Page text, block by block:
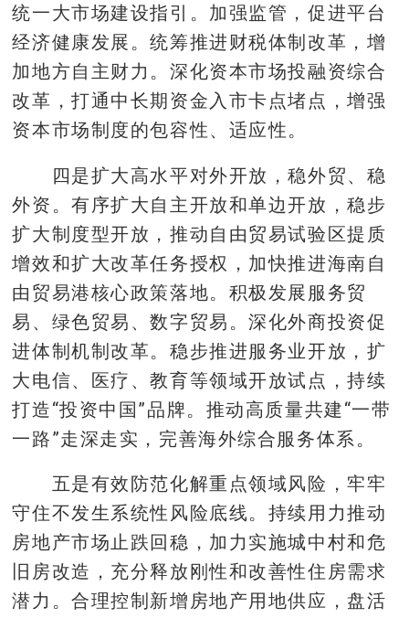
统一大市场建设指引。加强监管，促进平台
经济健康发展。统筹推进财税体制改革，增
加地方自主财力。深化资本市场投融资综合
改革，打通中长期资金入市卡点堵点，增强
资本市场制度的包容性、适应性。
四是扩大高水平对外开放，稳外贸、稳
外资。有序扩大自主开放和单边开放，稳步
扩大制度型开放，推动自由贸易试验区提质
增效和扩大改革任务授权，加快推进海南自
由贸易港核心政策落地。积极发展服务贸
易、绿色贸易、数字贸易。深化外商投资促
进体制机制改革。稳步推进服务业开放，扩
大电信、医疗、教育等领域开放试点，持续
打造“投资中国”品牌。推动高质量共建“一带
一路”走深走实，完善海外综合服务体系。
五是有效防范化解重点领域风险，牢牢
守住不发生系统性风险底线。持续用力推动
房地产市场止跌回稳，加力实施城中村和危
旧房改造，充分释放刚性和改善性住房需求
潜力。合理控制新增房地产用地供应，盘活